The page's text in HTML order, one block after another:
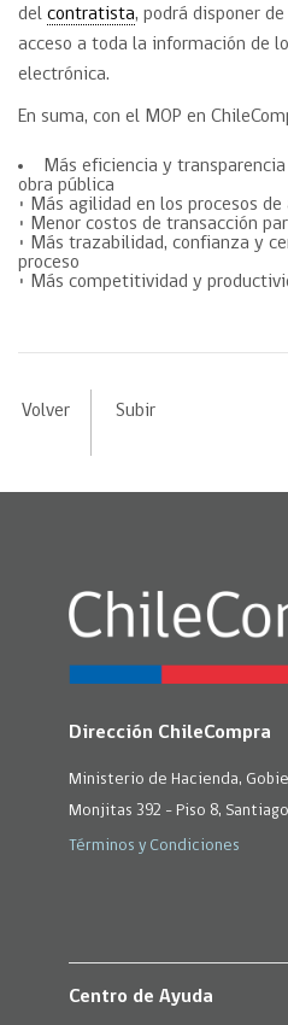
del contratista, podrá disponer
acceso a toda la información de
electrónica.
En suma, con el MOP en
Más eficiencia y
obra pública
• Más agilidad en los procesos
• Menor costos de transacción
• Más trazabilidad, confianza y
proceso
• Más competitividad y
Volver Subir
Dirección ChileCompra
Ministerio de Hacienda,
Monjitas 392 - Piso 8,
Términos y Condiciones
Centro de Ayuda